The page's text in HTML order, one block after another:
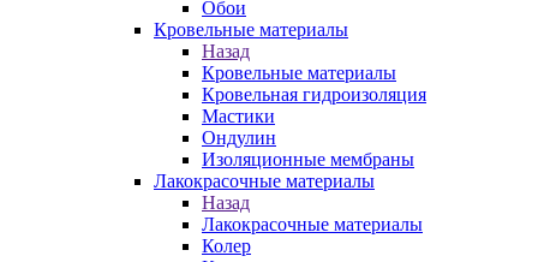
Обои
Кровельные материалы
Назад
Кровельные материалы
Кровельная гидроизоляция
Мастики
Ондулин
Изоляционные мембраны
Лакокрасочные материалы
Назад
Лакокрасочные материалы
Колер